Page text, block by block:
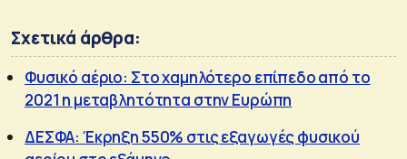
Σχετικά άρθρα:
Φυσικό αέριο: Στο χαμηλότερο επίπεδο από το
2021 η μεταβλητότητα στην Ευρώπη
ΔΕΣΦΑ: Έκρηξη 550% στις εξαγωγές φυσικού